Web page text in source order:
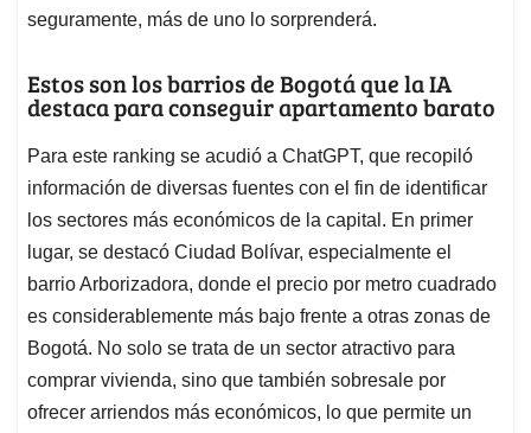
seguramente, más de uno lo sorprenderá.
Estos son los barrios de Bogotá que la IA
destaca para conseguir apartamento barato
Para este ranking se acudió a ChatGPT, que recopiló
información de diversas fuentes con el fin de identificar
los sectores más económicos de la capital. En primer
lugar, se destacó Ciudad Bolívar, especialmente el
barrio Arborizadora, donde el precio por metro cuadrado
es considerablemente más bajo frente a otras zonas de
Bogotá. No solo se trata de un sector atractivo para
comprar vivienda, sino que también sobresale por
ofrecer arriendos más económicos, lo que permite un